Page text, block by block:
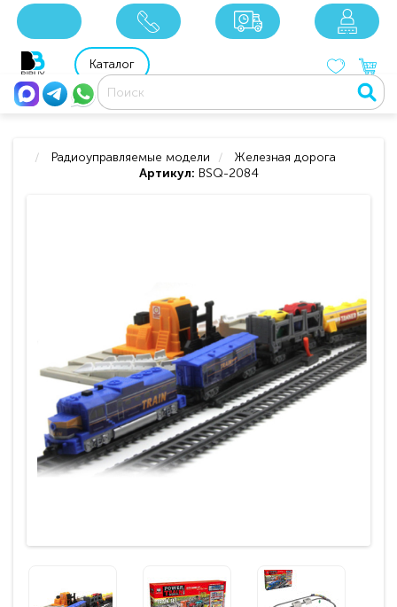
8 800 201 92 06
Каталог
Радиоуправляемые модели
Железная дорога
Артикул: BSQ-2084
xxx